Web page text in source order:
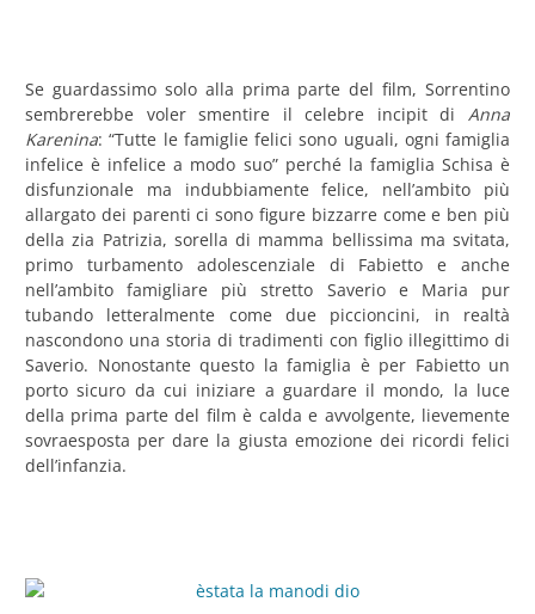
Se guardassimo solo alla prima parte del film, Sorrentino
sembrerebbe voler smentire il celebre incipit di Anna
Karenina: “Tutte le famiglie felici sono uguali, ogni famiglia
infelice è infelice a modo suo” perché la famiglia Schisa è
disfunzionale ma indubbiamente felice, nell’ambito più
allargato dei parenti ci sono figure bizzarre come e ben più
della zia Patrizia, sorella di mamma bellissima ma svitata,
primo turbamento adolescenziale di Fabietto e anche
nell’ambito famigliare più stretto Saverio e Maria pur
tubando letteralmente come due piccioncini, in realtà
nascondono una storia di tradimenti con figlio illegittimo di
Saverio. Nonostante questo la famiglia è per Fabietto un
porto sicuro da cui iniziare a guardare il mondo, la luce
della prima parte del film è calda e avvolgente, lievemente
sovraesposta per dare la giusta emozione dei ricordi felici
dell’infanzia.